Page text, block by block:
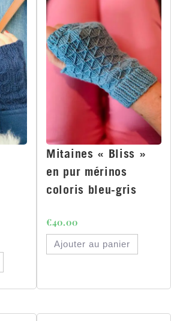
Mitaines « Bliss »
en pur mérinos
coloris bleu-gris
€40.00
Ajouter au panier